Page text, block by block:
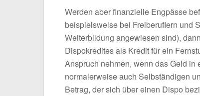
Werden aber finanzielle Engpässe
beispielsweise bei Freiberuflern und
Weiterbildung angewiesen sind),
Dispokredites als Kredit für ein
Anspruch nehmen, wenn das Geld
normalerweise auch Selbständigen
Betrag, der sich über einen Dispo